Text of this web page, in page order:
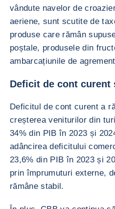
vândute navelor de
aeriene, sunt scutite de
produse care rămân
poștale, produsele din
ambarcațiunile de
Deficit de cont
Deficitul de cont curent a
creșterea veniturilor din
34% din PIB în 2023 și
adâncirea deficitului
23,6% din PIB în 2023 și
prin împrumuturi externe,
rămâne stabil.